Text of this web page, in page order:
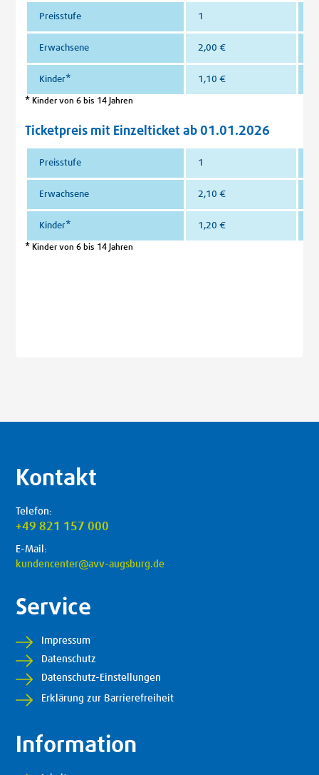
Preisstufe 1
Erwachsene 2,00 €
Kinder* 1,10 €
* Kinder von 6 bis 14 Jahren
Ticketpreis mit Einzelticket ab 01.01.2026
Preisstufe 1
Erwachsene 2,10 €
Kinder* 1,20 €
* Kinder von 6 bis 14 Jahren
Kontakt
Telefon:
+49 821 157 000
E-Mail:
kundencenter@avv-augsburg.de
Service
Impressum
Datenschutz
Datenschutz-Einstellungen
Erklärung zur Barrierefreiheit
Information